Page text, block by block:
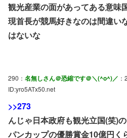
観光産業の面があってある意味
現首長が競馬好きなのは間違い
はないな
290： 名無しさん＠恐縮です＠＼(^o^)／
ID:yro5ATx50.net
>>273
んじゃ日本政府も観光立国(笑)
パンカップの優勝賞金10億円く